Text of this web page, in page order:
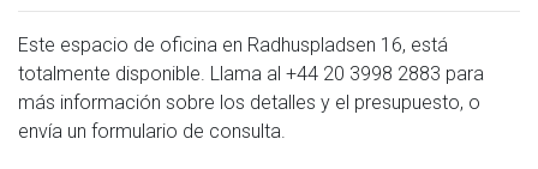
Este espacio de oficina en Radhuspladsen 16, está
totalmente disponible. Llama al +44 20 3998 2883 para
más información sobre los detalles y el presupuesto, o
envía un formulario de consulta.